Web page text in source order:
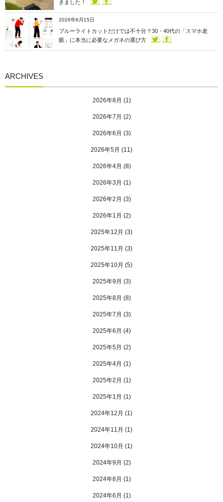
きました！
2026年6月15日
ブルーライトカットだけでは不十分？30・40代の「スマホ老
眼」に本当に必要なメガネの選び方
ARCHIVES
2026年8月 (1)
2026年7月 (2)
2026年6月 (3)
2026年5月 (11)
2026年4月 (8)
2026年3月 (1)
2026年2月 (3)
2026年1月 (2)
2025年12月 (3)
2025年11月 (3)
2025年10月 (5)
2025年9月 (3)
2025年8月 (8)
2025年7月 (3)
2025年6月 (4)
2025年5月 (2)
2025年4月 (1)
2025年2月 (1)
2025年1月 (1)
2024年12月 (1)
2024年11月 (1)
2024年10月 (1)
2024年9月 (2)
2024年8月 (1)
2024年6月 (1)